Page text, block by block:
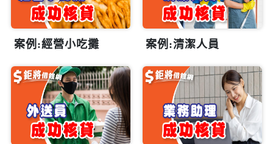
案例:經營小吃攤 案例:清潔人員